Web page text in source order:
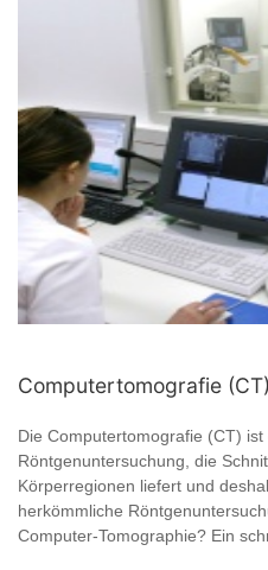
Computertomografie (CT)
Die Computertomografie (CT)
Röntgenuntersuchung, die
Körperregionen liefert und
herkömmliche
Computer-Tomographie? Ein